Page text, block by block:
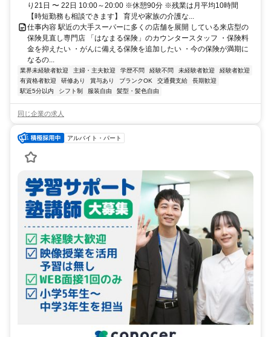
り21日 〜 22日 10:00～20:00 ※休憩90分 ※残業は月平均10時間
【時短勤務も相談できます】 育児や家族の介護な...
仕事内容 駅近の大手スーパーに多くの店舗を展開 している来店型の
保険見直し専門店 「はなまる保険」のカウンタースタッフ ・保険料
金を抑えたい ・がんに備える保険を追加したい ・今の保険が満期に
なるの...
業界未経験者歓迎 主婦・主夫歓迎 学歴不問 経験不問 未経験者歓迎
経験者歓迎
有資格者歓迎
研修あり 賞与あり ブランクOK 交通費支給
長期歓迎
駅近5分以内
シフト制 服装自由 髪型・髪色自由
同じ企業の求人
アルバイト・パート